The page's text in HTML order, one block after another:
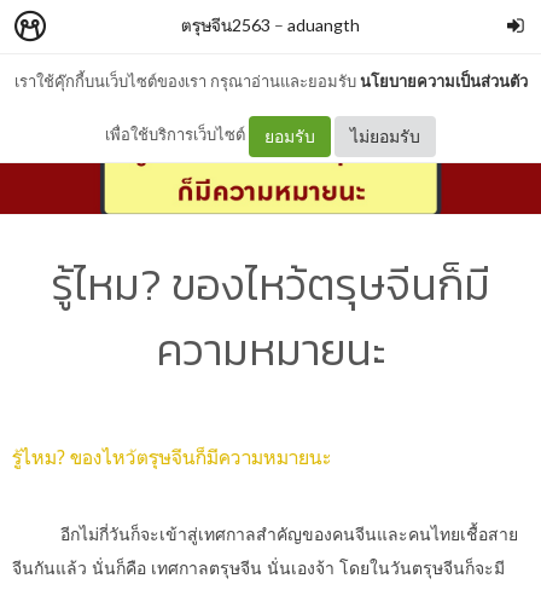
เราใช้คุ๊กกี้บนเว็บไซต์ของเรา กรุณาอ่านและยอมรับนโยบายความเป็นส่วนตัว
เพื่อใช้บริการเว็บไซต์ ยอมรับ ไม่ยอมรับ
ตรุษจีน2563 – aduangth
รู้ไหม? ของไหว้ตรุษจีนก็มี
ความหมายนะ
รู้ไหม? ของไหว้ตรุษจีนก็มีความหมายนะ
อีกไม่กี่วันก็จะเข้าสู่เทศกาลสำคัญของคนจีนและคนไทยเชื้อสาย
จีนกันแล้ว นั่นก็คือ เทศกาลตรุษจีน นั่นเองจ้า โดยในวันตรุษจีนก็จะมี